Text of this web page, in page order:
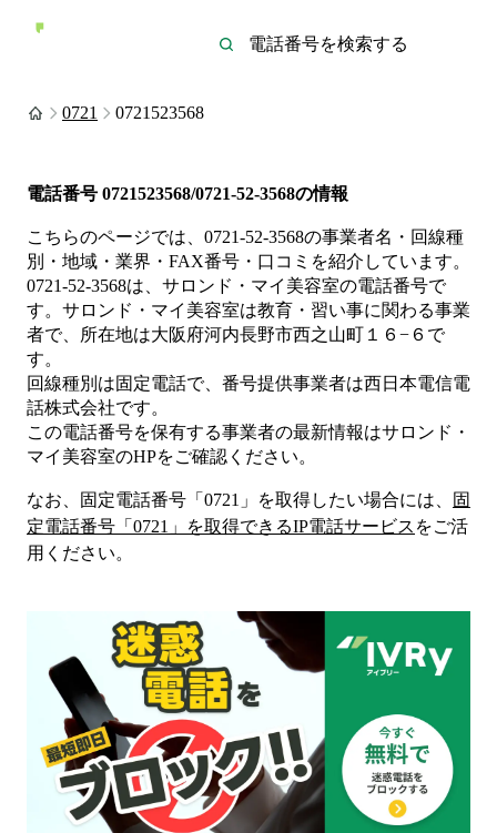
0721 0721523568
電話番号 0721523568/0721-52-3568の情報
こちらのページでは、 0721-52-3568の事業者名・回線種
別・地域・業界・FAX番号・口コミを紹介しています。
0721-52-3568は、 サロンド・マイ美容室の電話番号で
す。 サロンド・マイ美容室は教育・習い事に関わる事業
者で、所在地は大阪府河内長野市西之山町１６−６ で
す。
回線種別は固定電話で、番号提供事業者は西日本電信電
話株式会社です。
この電話番号を保有する事業者の最新情報はサロンド・
マイ美容室のHPをご確認ください。
なお、固定電話番号「 0721 」を取得したい場合には、
固
定電話番号「 0721 」を取得できるIP電話サービス をご活
用ください。